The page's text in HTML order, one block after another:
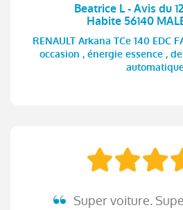
Beatrice L - Avis du
Habite 56140
RENAULT Arkana TCe 140 EDC
occasion , énergie essence ,
Super voiture.